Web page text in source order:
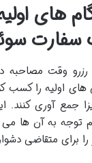
های
وقت مصاحبه
اولیه را کسب
جمع آوری کنند.
عدم توجه به آن ها
برای متقاضی